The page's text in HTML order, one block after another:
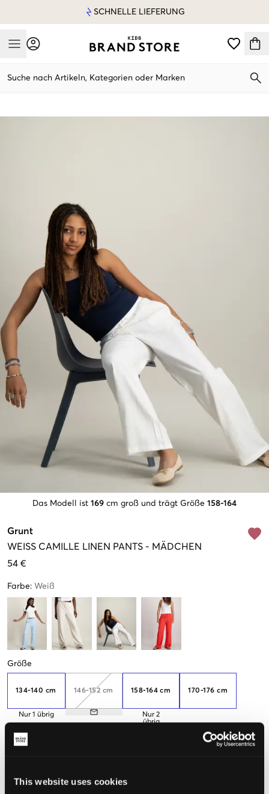
This website uses cookies
SCHNELLE LIEFERUNG
Mobile Menu
Suche nach Artikeln, Kategorien oder Marken
Das Modell ist 169 cm groß und trägt Größe 158-164
Grunt
WEISS
CAMILLE LINEN PANTS - MÄDCHEN
54 €
Farbe: Weiß
Größe
134-140 cm
Nur 1 übrig
146-152 cm 158-164 cm
Nur 2
übrig
170-176 cm
182-188
Wenn Sie sich zwischen zwei Größen entscheiden, empfehlen